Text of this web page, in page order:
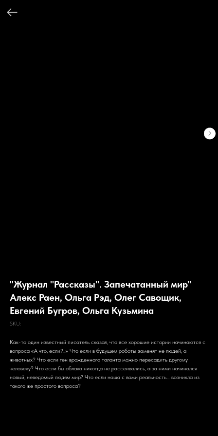
"Журнал "Рассказы". Запечатанный мир"
Алекс Раен, Ольга Рэд, Олег Савощик,
Евгений Бугров, Ольга Кузьмина
SKU:
Как-то один известный писатель сказал, что все хорошие истории начинаются с
вопроса «А что, если?..» Что если в будущем роботы заменят не людей, а
животных? Что если ген врожденного таланта можно пересадить другому
человеку? Что если бы облака никогда не рассеивались, а за ними начинался
новый, неведомый людям мир? Что если наша с вами реальность… возникла из
такого же простого вопроса?